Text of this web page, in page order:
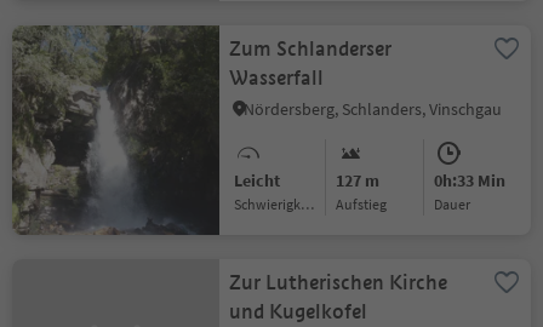
Zum Schlanderser
Wasserfall
Nördersberg, Schlanders, Vinschgau
Leicht
Schwierigkeitsgrad
127 m
Aufstieg
0h:33 Min
Dauer
Zur Lutherischen Kirche
und Kugelkofel